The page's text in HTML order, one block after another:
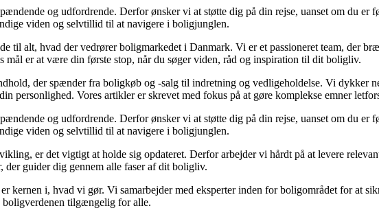
og udfordrende. Derfor ønsker vi at støtte dig på din rejse, uanset om du er
viden og selvtillid til at navigere i boligjunglen.
til alt, hvad der vedrører boligmarkedet i Danmark. Vi er et passioneret team, der
mål er at være din første stop, når du søger viden, råd og inspiration til dit boligliv.
der spænder fra boligkøb og -salg til indretning og vedligeholdelse. Vi dykker
personlighed. Vores artikler er skrevet med fokus på at gøre komplekse emner
og udfordrende. Derfor ønsker vi at støtte dig på din rejse, uanset om du er
viden og selvtillid til at navigere i boligjunglen.
er det vigtigt at holde sig opdateret. Derfor arbejder vi hårdt på at levere
guider dig gennem alle faser af dit boligliv.
kernen i, hvad vi gør. Vi samarbejder med eksperter inden for boligområdet for at
tilgængelig for alle.